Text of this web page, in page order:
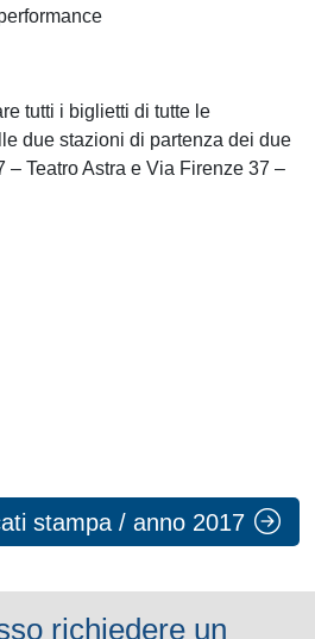
tutti i biglietti di tutte le
due stazioni di partenza dei due
– Teatro Astra e Via Firenze 37 –
stampa / anno 2017
richiedere un